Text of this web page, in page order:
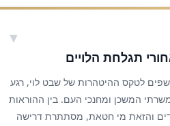
תגלחת הלויים
▼
לטקס ההיטהרות של שבט לוי, רגע
המשכן ומחנכי העם. בין ההוראות
והזאת מי חטאת, מסתתרת דרישה